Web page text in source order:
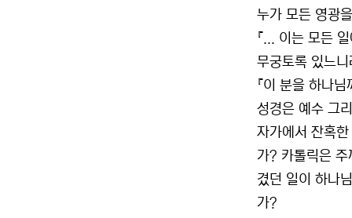
누가 모든 영광
『... 이는 모든
무궁토록 있느
『이 분을 하나
성경은 예수 그
자가에서 잔혹
가? 카톨릭은
겼던 일이 하나
가?